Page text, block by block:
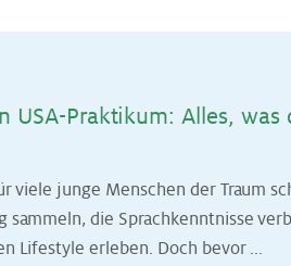
USA-Prak­ti­kum: Al­les, was
viele junge Menschen der Traum
die Sprachkenntnisse
Lifestyle erleben. Doch bevor ...